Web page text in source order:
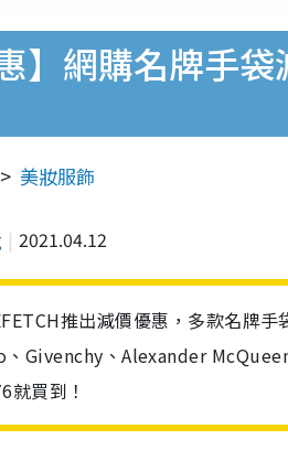
惠】網購名牌手
美妝服飾
2021.04.12
推出減價優惠，多款名牌
Givenchy、Alexander
就買到！